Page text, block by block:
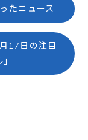
たニュース
17日の注目